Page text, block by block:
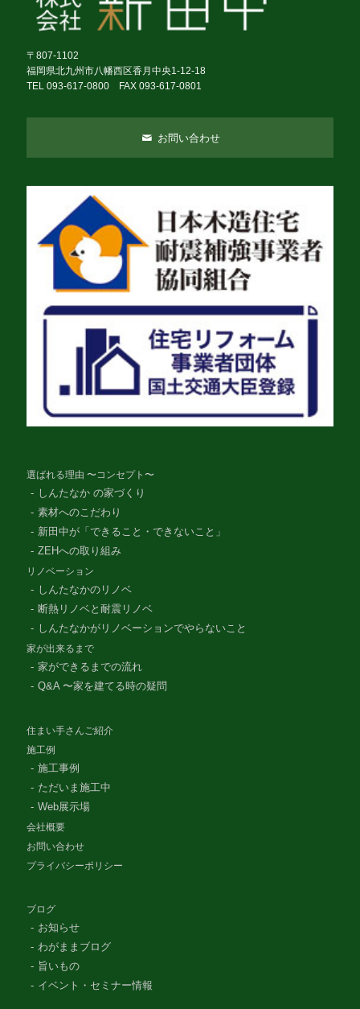
〒807-1102
福岡県北九州市八幡西区香月中央1-12-18
TEL 093-617-0800 FAX 093-617-0801
お問い合わせ
選ばれる理由 〜コンセプト〜
しんたなか の家づくり
素材へのこだわり
新田中が「できること・できないこと」
ZEHへの取り組み
リノベーション
しんたなかのリノベ
断熱リノベと耐震リノベ
しんたなかがリノベーションでやらないこと
家が出来るまで
家ができるまでの流れ
Q&A 〜家を建てる時の疑問
住まい手さんご紹介
施工例
施工事例
ただいま施工中
Web展示場
会社概要
お問い合わせ
プライバシーポリシー
ブログ
お知らせ
わがままブログ
旨いもの
イベント・セミナー情報